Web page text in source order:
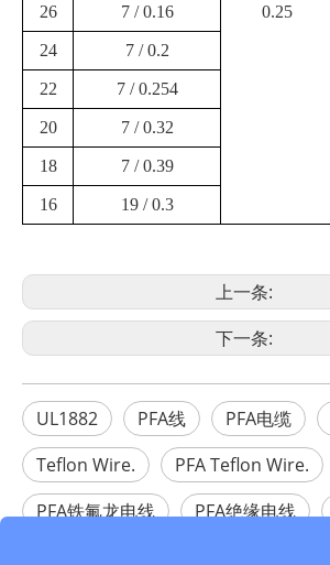
0.25
26 7 / 0.16
24 7 / 0.2
22 7 / 0.254
20 7 / 0.32
18 7 / 0.39
16 19 / 0.3
上一条:
下一条:
UL1882 PFA线 PFA电缆
Teflon Wire.
PFA Teflon Wire.
PFA铁氟龙电线
PFA绝缘电线